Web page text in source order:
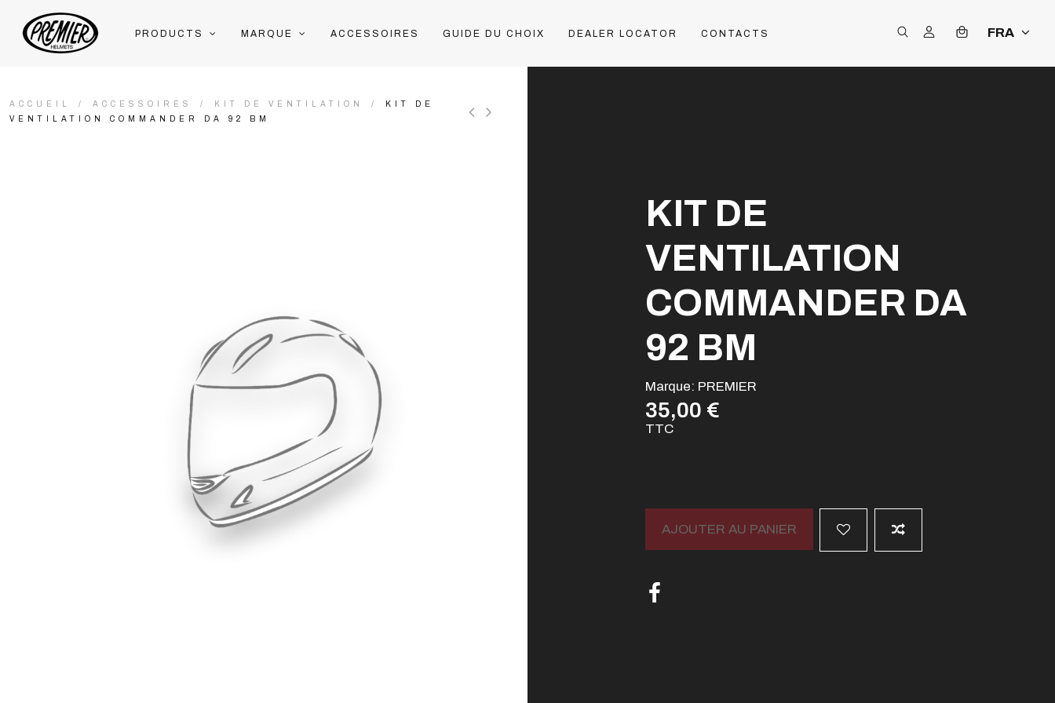
PRODUCTS MARQUE ACCESSOIRES GUIDE DU CHOIX DEALER LOCATOR CONTACTS FRA
ACCUEIL ACCESSOIRES KIT DE VENTILATION
KIT DE
VENTILATION COMMANDER DA 92 BM
KIT DE
VENTILATION
COMMANDER DA
92 BM
Marque: PREMIER
35,00 €
TTC
AJOUTER AU PANIER